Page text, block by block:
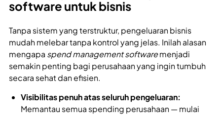
software untuk bisnis
Tanpa sistem yang terstruktur, pengeluaran bisnis
mudah melebar tanpa kontrol yang jelas. Inilah alasan
mengapa spend management softwaremenjadi
semakin penting bagi perusahaan yang ingin tumbuh
secara sehat dan efisien.
Visibilitas penuh atas seluruh pengeluaran:
Memantau semua spending perusahaan — mulai